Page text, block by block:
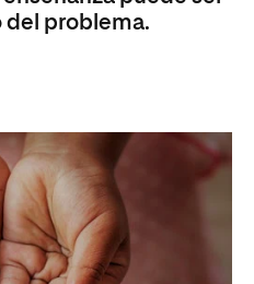
del problema.